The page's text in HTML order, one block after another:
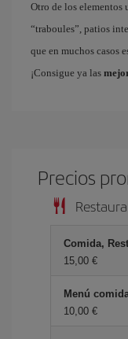
Otro de los elementos
“traboules”, patios
que en muchos casos
¡Consigue ya las
Precios
Comida,
15,00 €
Menú
10,00 €